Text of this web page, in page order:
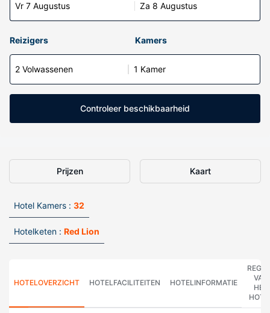
Vr 7 Augustus Za 8 Augustus
Reizigers Kamers
2 Volwassenen 1 Kamer
Controleer beschikbaarheid
Prijzen Kaart
Hotel Kamers : 32
Hotelketen : Red Lion
HOTELOVERZICHT HOTELFACILITEITEN HOTELINFORMATIE
VAN
HET